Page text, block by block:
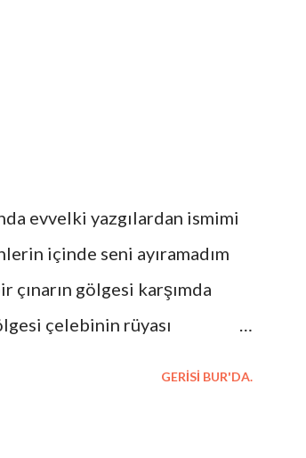
evvelki yazgılardan ismimi
içinde seni ayıramadım
çınarın gölgesi karşımda
çelebinin rüyası
GERISI BUR'DA.